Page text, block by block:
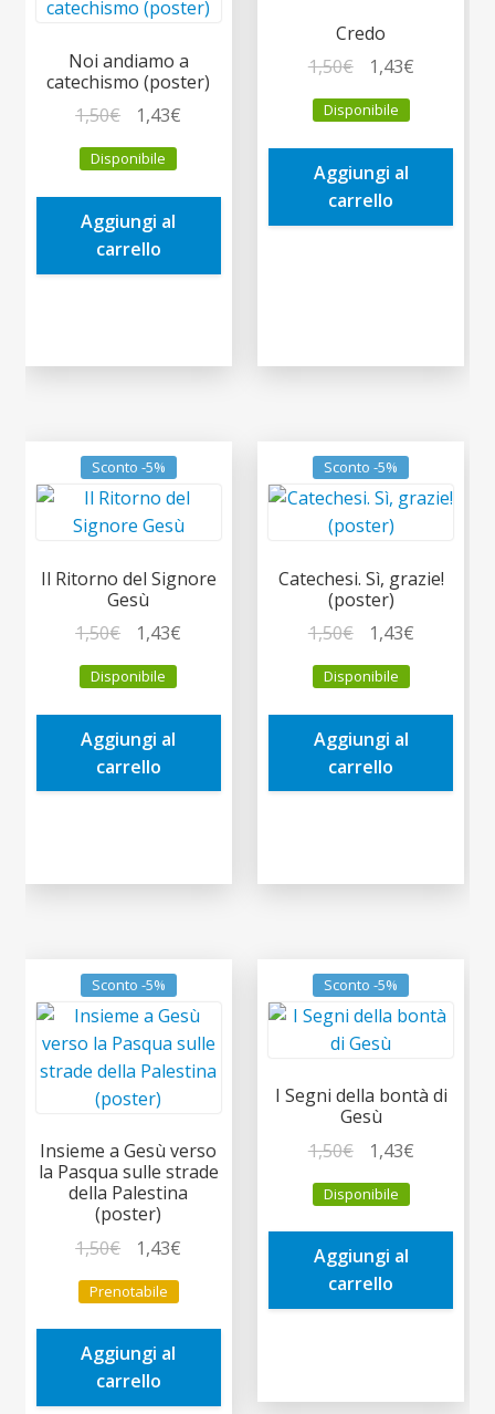
Noi andiamo a
catechismo (poster)
1,50€
prezzo
originale
era:
1,50€.
1,43€
è:
Disponibile
Aggiungi al
carrello
Credo
1,50€
prezzo
originale
era:
1,50€.
1,43€Il
è:
Disponibile
Aggiungi al
carrello
Sconto -5%
Il Ritorno del Signore
Gesù
1,50€
prezzo
originale
era:
1,50€.
1,43€
è:
Disponibile
Aggiungi al
carrello
Sconto -5%
Catechesi. Sì, grazie!
(poster)
1,50€
prezzo
originale
era:
1,50€.
1,43€Il
è:
Disponibile
Aggiungi al
carrello
Sconto -5%
Insieme a Gesù verso
la Pasqua sulle strade
della Palestina
(poster)
1,50€
prezzo
originale
era:
1,50€.
1,43€
è:
Prenotabile
Aggiungi al
carrello
Sconto -5%
I Segni della bontà di
Gesù
1,50€
prezzo
originale
era:
1,50€.
1,43€Il
è:
Disponibile
Aggiungi al
carrello